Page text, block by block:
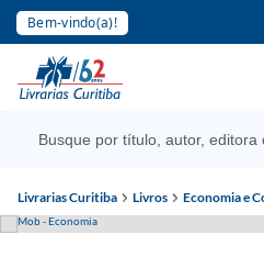
Bem-vindo(a)!
Livrarias Curitiba Livros Economia e